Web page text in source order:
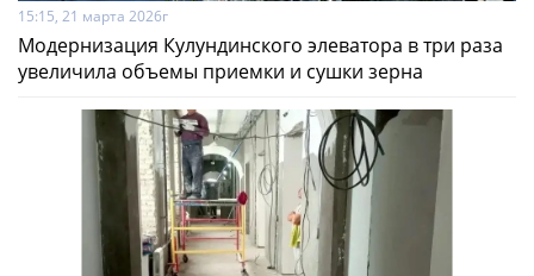
15:15, 21 марта 2026г
Модернизация Кулундинского элеватора в три раза
увеличила объемы приемки и сушки зерна